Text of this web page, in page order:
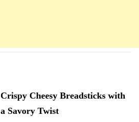
Crispy Cheesy Breadsticks with
a Savory Twist